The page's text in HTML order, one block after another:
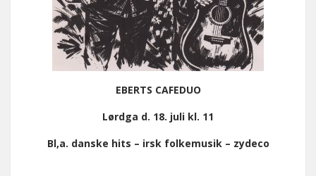
EBERTS CAFEDUO
Lørdga d. 18. juli kl. 11
Bl,a. danske hits – irsk folkemusik – zydeco